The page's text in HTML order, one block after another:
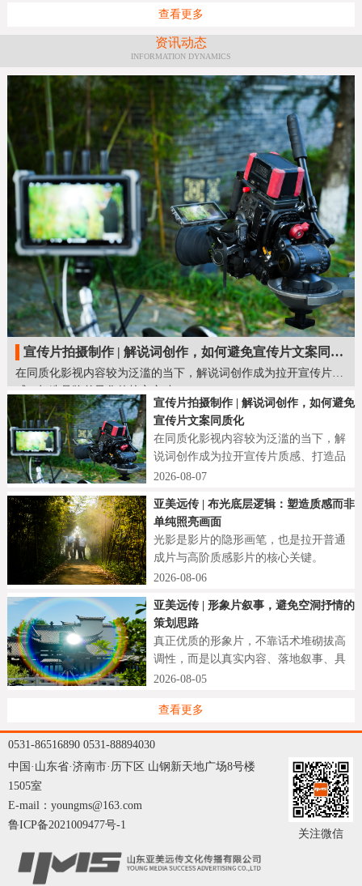
查看更多
资讯动态
INFORMATION DYNAMICS
宣传片拍摄制作 | 解说词创作，如何避免宣传片文案同质化
在同质化影视内容较为泛滥的当下，解说词创作成为拉开宣传片质
宣传片拍摄制作 | 解说词创作，如何避免
宣传片文案同质化
在同质化影视内容较为泛滥的当下，解
说词创作成为拉开宣传片质感、打造品
牌差异化的核心突破口。
2026-08-07
亚美远传 | 布光底层逻辑：塑造质感而非
单纯照亮画面
光影是影片的隐形画笔，也是拉开普通
成片与高阶质感影片的核心关键。
2026-08-06
亚美远传 | 形象片叙事，避免空洞抒情的
策划思路
真正优质的形象片，不靠话术堆砌拔高
调性，而是以真实内容、落地叙事、具
象细节打动观众。
2026-08-05
查看更多
0531-86516890 0531-88894030
中国·山东省·济南市·历下区 山钢新天地广场8号楼
1505室
E-mail：youngms@163.com
鲁ICP备2021009477号-1
关注微信